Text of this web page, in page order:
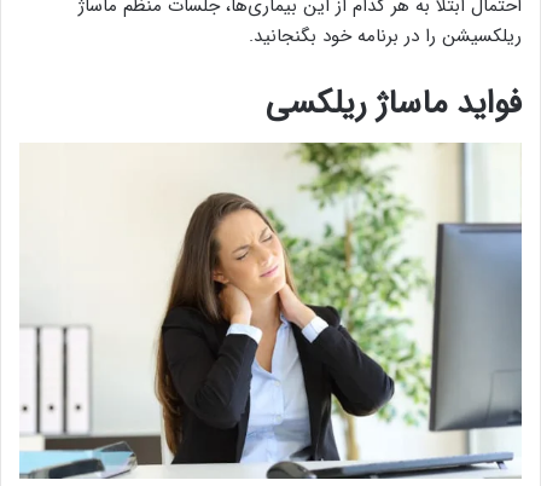
ریلکسیشن را در برنامه خود بگنجانید.
فواید ماساژ ریلکسی